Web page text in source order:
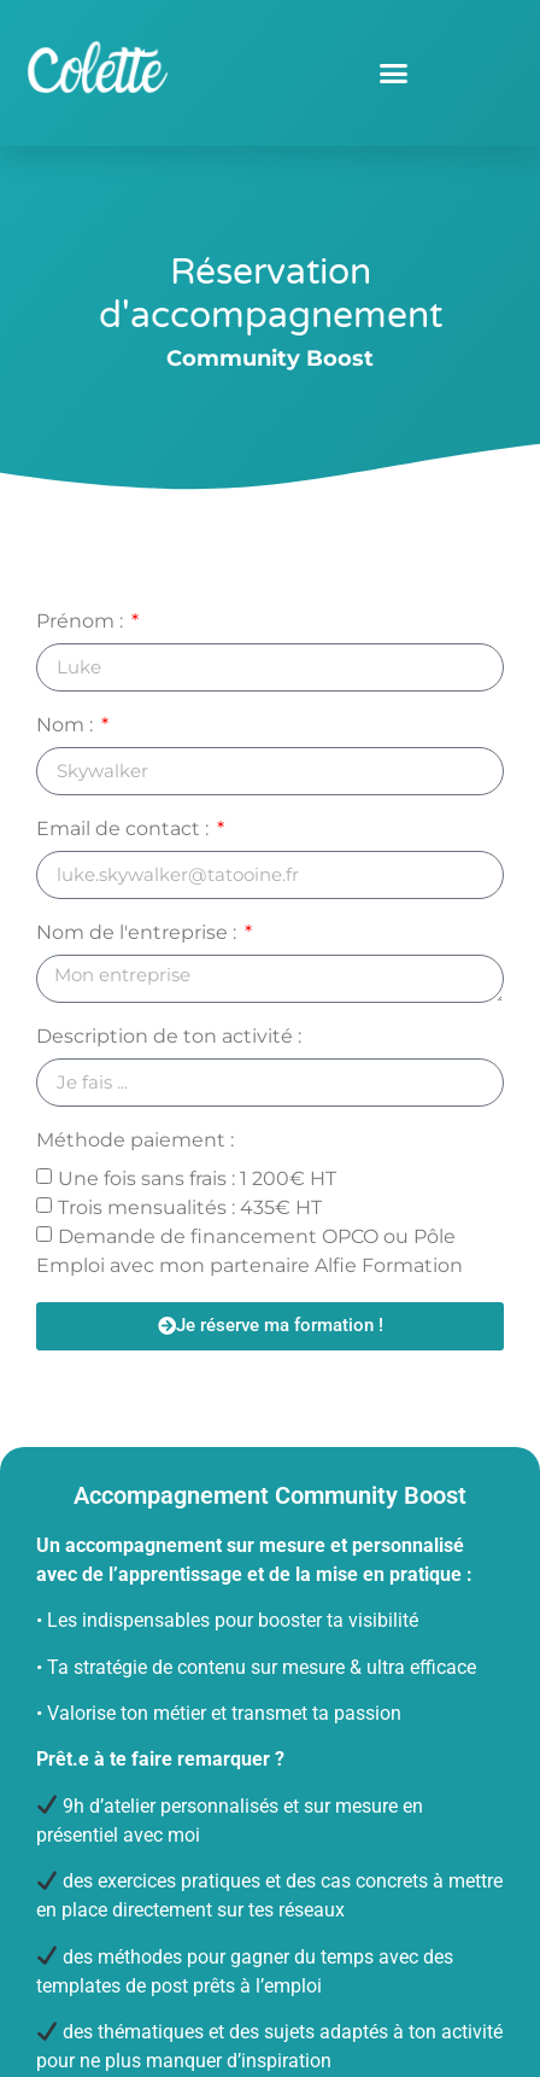
Réservation
Réservation
d'accompagnement
Community Boost
Prénom :
Nom :
Email de contact :
Nom de l'entreprise :
Description de ton activité :
Méthode paiement :
Une fois sans frais : 1 200€ HT
Trois mensualités : 435€ HT
Demande de financement OPCO ou Pôle
Emploi avec mon partenaire Alfie Formation
Je réserve ma formation !
Accompagnement Community Boost
Un accompagnement sur mesure et personnalisé
avec de l’apprentissage et de la mise en pratique :
• Les indispensables pour booster ta visibilité
• Ta stratégie de contenu sur mesure & ultra efficace
• Valorise ton métier et transmet ta passion
Prêt.e à te faire remarquer ?
9h d’atelier personnalisés et sur mesure en
présentiel avec moi
des exercices pratiques et des cas concrets à mettre
en place directement sur tes réseaux
des méthodes pour gagner du temps avec des
templates de post prêts à l’emploi
des thématiques et des sujets adaptés à ton activité
pour ne plus manquer d’inspiration